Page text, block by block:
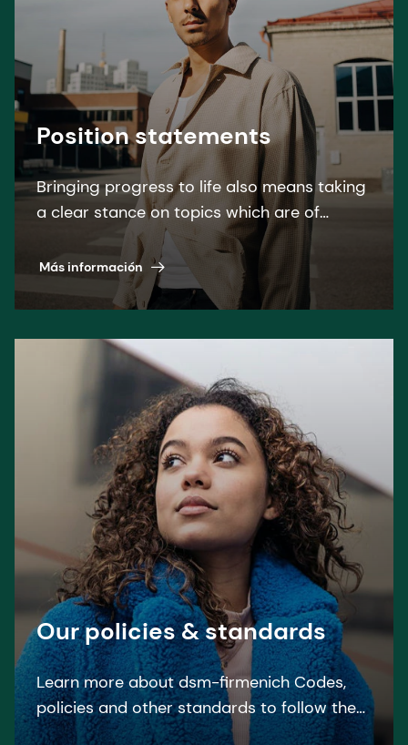
Position statements
Bringing progress to life also means taking
a clear stance on topics which are of
special interest to our stakeholders. Find
our overview here.
Más información
Our policies & standards
Learn more about dsm-firmenich Codes,
policies and other standards to follow the
relevant laws and regulations.